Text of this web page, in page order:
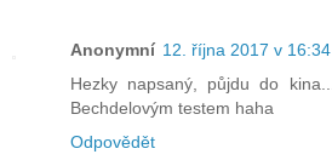
Anonymní 12. října 2017 v 16:34
Hezky napsaný, půjdu do
Bechdelovým testem haha
Odpovědět